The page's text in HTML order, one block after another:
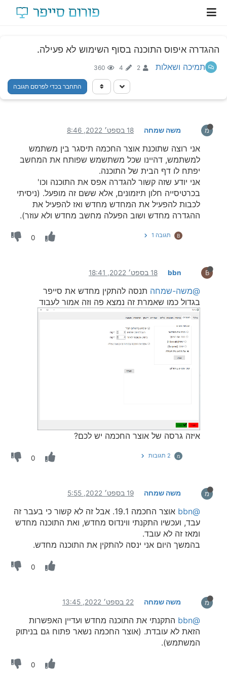
ההגדרה איפוס התוכנה בסוף השימוש לא פעילה.
תמיכה ושאלות 2
4
360
התחבר בכדי לפרסם תגובה
מ משה שמחה 18 בספט׳ 2022, 8:46
אני רוצה שתוכנת אוצר החכמה תיסגר בין משתמש
למשתמש, דהיינו שכל משתשמש שפותח את המחשב
יפתח לו דף הבית של התוכנה.
אני יודע שזה קשור להגדרה אפס את התוכנה וכו'
בכרטיסייה חלון תיזמונים, אלא ששם זה מופעל. (ניסיתי
לכבות להפעיל את המחדש מחדש ואז להפעיל את
ההגדרה מחדש ושוב הפעלה מחשב מחדש ולא עוזר).
B תגובה 1 0
B
bbn 18 בספט׳ 2022, 18:41
@משה-שמחה תנסה להתקין מחדש את סייפר
בגדול כמו שאמרת זה נמצא פה וזה אמור לעבוד
איזה גרסה של אוצר החכמה יש לכם?
מ 2 תגובות 0
מ משה שמחה 19 בספט׳ 2022, 5:55
@bbn
אוצר החכמה 19.1. אבל זה לא קשור כי בעבר זה
עבד, ועכשיו התקנתי ווינדוס מחדש, ואת התוכנה מחדש
ומאז זה לא עובד.
בהמשך היום אני ינסה להתקין את התוכנה מחדש.
0
מ משה שמחה 22 בספט׳ 2022, 13:45
@bbn
התקנתי את התוכנה מחדש ועדיין האפשרות
הזאת לא עובדת. (אוצר החכמה נשאר פתוח גם בניתוק
המשתמש).
0